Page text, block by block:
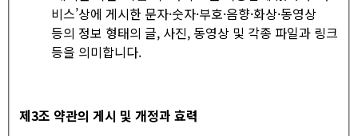
비스’상에 게시한 문자·숫자·부호·음향·화상·동영상
등의 정보 형태의 글, 사진, 동영상 및 각종 파일과 링크
등을 의미합니다.
제3조 약관의 게시 및 개정과 효력